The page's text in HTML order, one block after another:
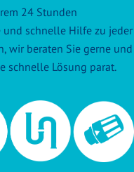
24 Stunden
schnelle Hilfe zu jeder
wir beraten Sie gerne und
schnelle Lösung parat.